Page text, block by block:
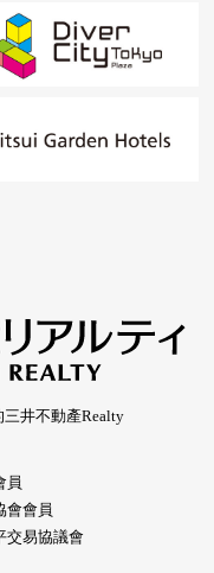
井不動產Realty
員
會會員
交易協議會